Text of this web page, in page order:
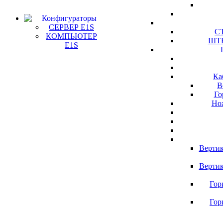
Конфигураторы
СЕРВЕР E1S
КОМПЬЮТЕР
E1S